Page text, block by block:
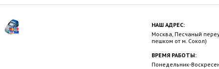
НАШ АДРЕС:
Москва, Песчаный
пешком от м. Сокол)
ВРЕМЯ РАБОТЫ:
Понедельник-